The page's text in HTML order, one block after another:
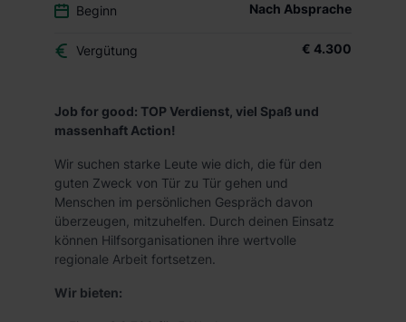
Beginn Nach Absprache
Vergütung € 4.300
Job for good: TOP Verdienst, viel Spaß und
massenhaft Action!
Wir suchen starke Leute wie dich, die für den
guten Zweck von Tür zu Tür gehen und
Menschen im persönlichen Gespräch davon
überzeugen, mitzuhelfen. Durch deinen Einsatz
können Hilfsorganisationen ihre wertvolle
regionale Arbeit fortsetzen.
Wir bieten: